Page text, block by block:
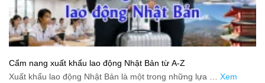
Cẩm nang xuất khẩu lao động Nhật Bản từ A-Z
Xuất khẩu lao động Nhật Bản là một trong những lựa … Xem